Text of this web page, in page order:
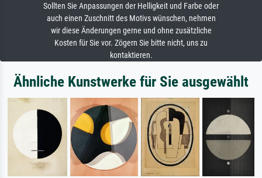
Sollten Sie Anpassungen der Helligkeit und Farbe oder
auch einen Zuschnitt des Motivs wünschen, nehmen
wir diese Änderungen gerne und ohne zusätzliche
Kosten für Sie vor. Zögern Sie bitte nicht, uns zu
kontaktieren.
Ähnliche Kunstwerke für Sie ausgewählt